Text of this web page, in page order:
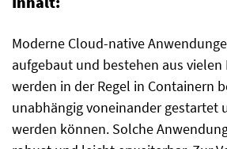
Moderne Cloud-native
aufgebaut und bestehen aus vielen
werden in der Regel in Containern
unabhängig voneinander gestartet
werden können. Solche